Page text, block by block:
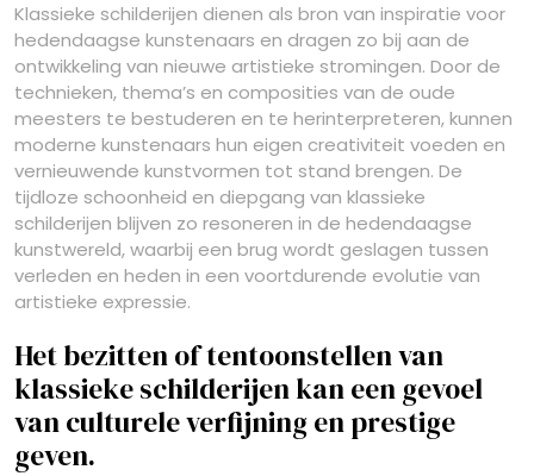
Klassieke schilderijen dienen als bron van inspiratie voor
hedendaagse kunstenaars en dragen zo bij aan de
ontwikkeling van nieuwe artistieke stromingen. Door de
technieken, thema’s en composities van de oude
meesters te bestuderen en te herinterpreteren, kunnen
moderne kunstenaars hun eigen creativiteit voeden en
vernieuwende kunstvormen tot stand brengen. De
tijdloze schoonheid en diepgang van klassieke
schilderijen blijven zo resoneren in de hedendaagse
kunstwereld, waarbij een brug wordt geslagen tussen
verleden en heden in een voortdurende evolutie van
artistieke expressie.
Het bezitten of tentoonstellen van
klassieke schilderijen kan een gevoel
van culturele verfijning en prestige
geven.